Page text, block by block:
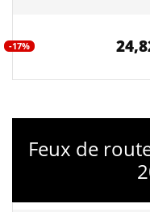
-17%
Feux de